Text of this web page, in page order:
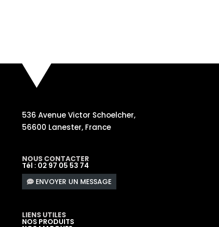
536 Avenue Victor Schoelcher,
56600 Lanester, France
NOUS CONTACTER
Tél : 02 97 05 53 74
ENVOYER UN MESSAGE
LIENS UTILES
NOS PRODUITS